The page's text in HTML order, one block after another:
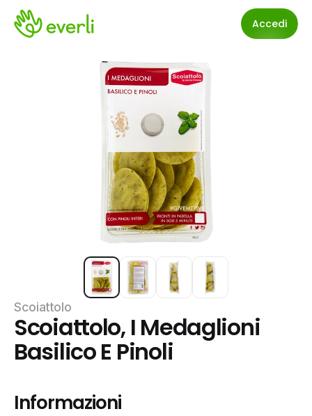
Accedi
Scoiattolo
Scoiattolo, I Medaglioni
Basilico E Pinoli
Informazioni